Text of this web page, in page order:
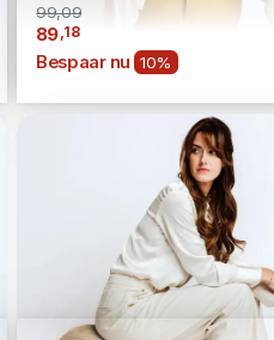
99,09
89,18
Bespaar nu 10%